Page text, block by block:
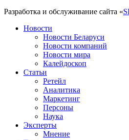
Разработка и обслуживание сайта «
Новости
Новости Беларуси
Новости компаний
Новости мира
Калейдоскоп
Статьи
Ретейл
Аналитика
Маркетинг
Персоны
Наука
Эксперты
Мнение